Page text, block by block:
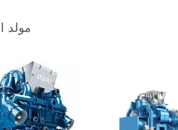
مولد